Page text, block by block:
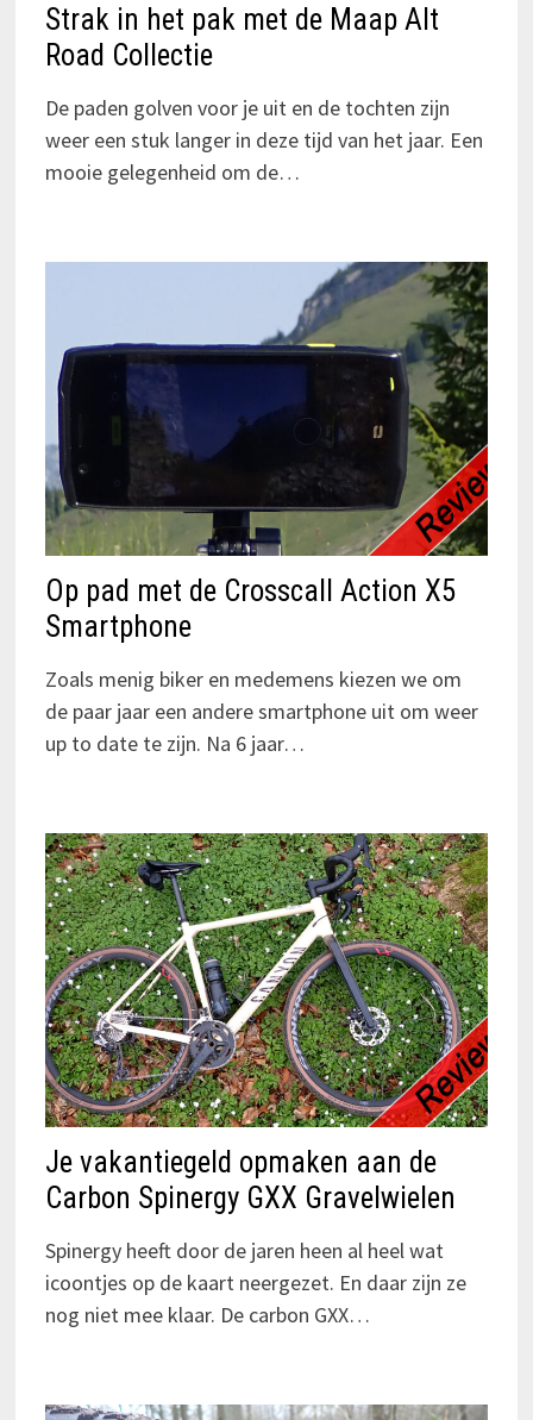
Strak in het pak met de Maap Alt
Road Collectie
De paden golven voor je uit en de tochten zijn
weer een stuk langer in deze tijd van het jaar. Een
mooie gelegenheid om de…
Op pad met de Crosscall Action X5
Smartphone
Zoals menig biker en medemens kiezen we om
de paar jaar een andere smartphone uit om weer
up to date te zijn. Na 6 jaar…
Je vakantiegeld opmaken aan de
Carbon Spinergy GXX Gravelwielen
Spinergy heeft door de jaren heen al heel wat
icoontjes op de kaart neergezet. En daar zijn ze
nog niet mee klaar. De carbon GXX…